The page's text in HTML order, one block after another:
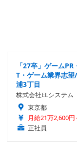
「27卒」ゲーム
T・ゲーム業界志
浦3丁目
株式会社ELシステム
東京都
月給21万2,600
正社員